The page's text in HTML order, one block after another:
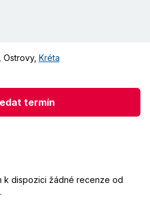
Ostrovy, Kréta
termín
k dispozici žádné recenze od
.